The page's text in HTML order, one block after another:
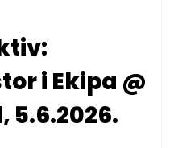
i Ekipa @
5.6.2026.